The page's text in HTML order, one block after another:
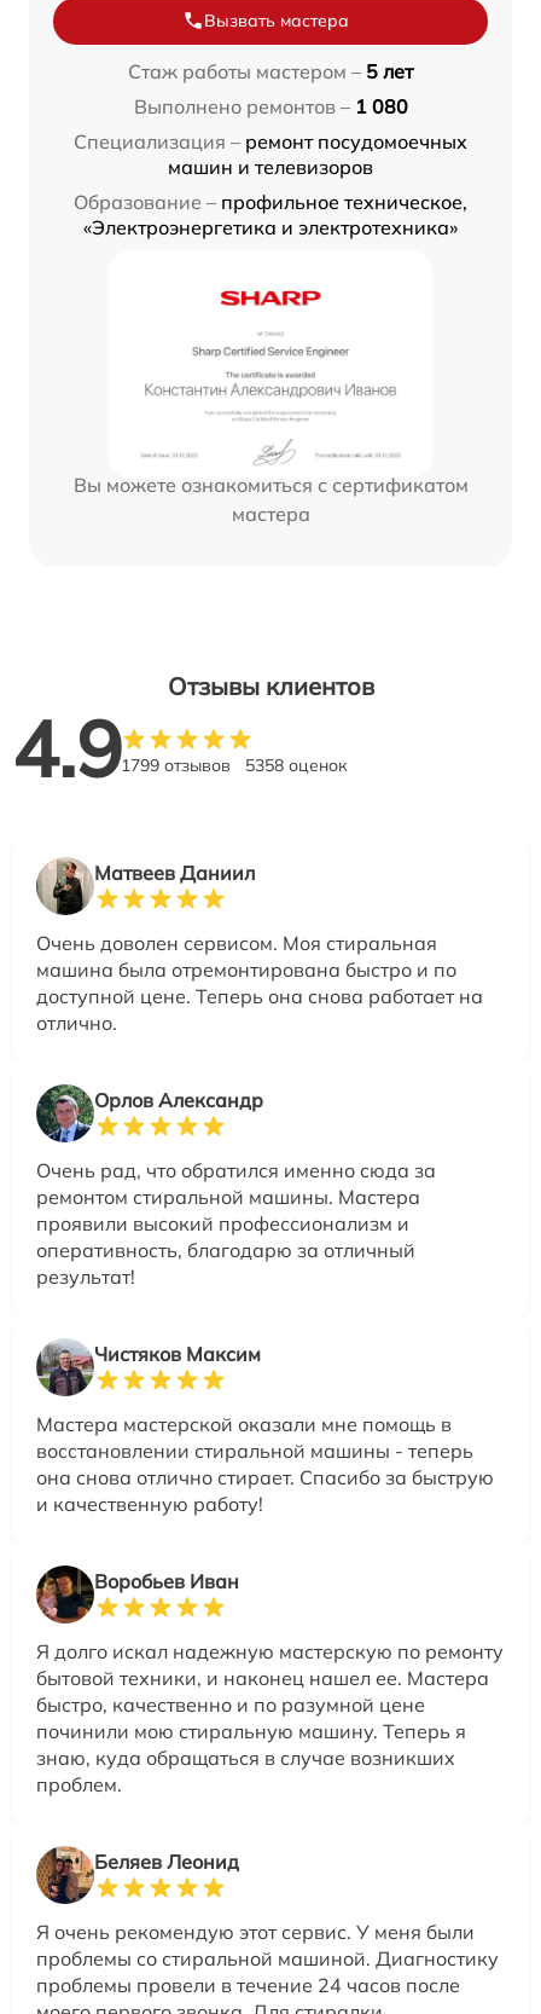
Вызвать мастера
Стаж работы мастером – 5 лет
Выполнено ремонтов – 1 080
Специализация – ремонт посудомоечных
машин и телевизоров
Образование – профильное техническое,
«Электроэнергетика и электротехника»
Вы можете ознакомиться с сертификатом
мастера
Отзывы клиентов
4.91799 отзывов 5358 оценок
Матвеев Даниил
Очень доволен сервисом. Моя стиральная
машина была отремонтирована быстро и по
доступной цене. Теперь она снова работает на
отлично.
Орлов Александр
Очень рад, что обратился именно сюда за
ремонтом стиральной машины. Мастера
проявили высокий профессионализм и
оперативность, благодарю за отличный
результат!
Чистяков Максим
Мастера мастерской оказали мне помощь в
восстановлении стиральной машины - теперь
она снова отлично стирает. Спасибо за быструю
и качественную работу!
Воробьев Иван
Я долго искал надежную мастерскую по ремонту
бытовой техники, и наконец нашел ее. Мастера
быстро, качественно и по разумной цене
починили мою стиральную машину. Теперь я
знаю, куда обращаться в случае возникших
проблем.
Беляев Леонид
Я очень рекомендую этот сервис. У меня были
проблемы со стиральной машиной. Диагностику
проблемы провели в течение 24 часов после